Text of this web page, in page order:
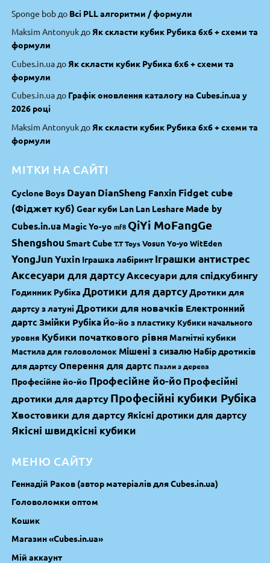
Sponge bob до Всі PLL алгоритми / формули
Maksim Antonyuk до Як скласти кубик Рубика 6х6 + схеми та
формули
Cubes.in.ua до Як скласти кубик Рубика 6х6 + схеми та
формули
Cubes.in.ua до Графік оновлення каталогу на Cubes.in.ua у
2026 році
Maksim Antonyuk до Як скласти кубик Рубика 6х6 + схеми та
формули
МІТКИ НА САЙТІ
Cyclone Boys DayanDianSheng Fanxin Fidget cube
(Фіджет куб) Gear куби Lan Lan Leshare Made by
Cubes.in.ua Magic Yo-yo mf8 QiYi MoFangGe
Shengshou Smart Cube T.T Toys Vosun Yo-yoWitEden
YongJun Yuxin Іграшка лабіринт Іграшки антистрес
Аксесуари для дартсуАксесуари для спідкубингу
Годинник Рубіка Дротики для дартсуДротики для
дартсу з латуніДротики для новачків Електронний
дартс Змійки Рубіка Йо-йо з пластику Кубики начального
уровня Кубики початкового рівня Магнітні кубики
Мастила для головоломок Мішені з сизалю Набір дротиків
для дартсуОперення для дартс Пазли з дерева
Професійне йо-йо Професійне йо-йоПрофесійні
дротики для дартсуПрофесійні кубики Рубіка
Хвостовики для дартсу Якісні дротики для дартсу
Якісні швидкісні кубики
МЕНЮ САЙТУ
Геннадій Раков (автор матеріалів для Cubes.in.ua)
Головоломки оптом
Кошик
Магазин «Cubes.in.ua»
Мій аккаунт